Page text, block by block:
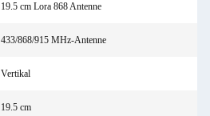
19.5 cm Lora 868 Antenne
433/868/915 MHz-Antenne
Vertikal
19.5 cm